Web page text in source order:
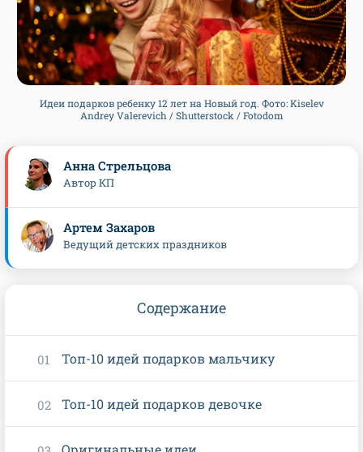
Идеи подарков ребенку 12 лет на Новый год. Фото: Kiselev
Andrey Valerevich / Shutterstock / Fotodom
Анна Стрельцова
Автор КП
Артем Захаров
Ведущий детских праздников
Содержание
Топ-10 идей подарков мальчику
Топ-10 идей подарков девочке